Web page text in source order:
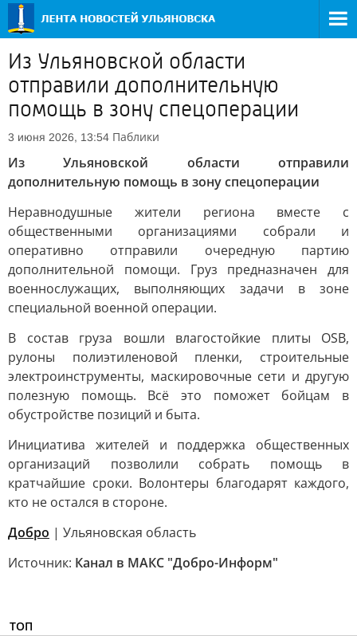
Из Ульяновской области
отправили дополнительную
помощь в зону спецоперации
3 июня 2026, 13:54 Паблики
Из Ульяновской области отправили
дополнительную помощь в зону спецоперации
Неравнодушные жители региона вместе с
общественными организациями собрали и
оперативно отправили очередную партию
дополнительной помощи. Груз предназначен для
военнослужащих, выполняющих задачи в зоне
специальной военной операции.
В состав груза вошли влагостойкие плиты OSB,
рулоны полиэтиленовой пленки, строительные
электроинструменты, маскировочные сети и другую
полезную помощь. Всё это поможет бойцам в
обустройстве позиций и быта.
Инициатива жителей и поддержка общественных
организаций позволили собрать помощь в
кратчайшие сроки. Волонтеры благодарят каждого,
кто не остался в стороне.
Добро | Ульяновская область
Источник: Канал в МАКС "Добро-Информ"
ТОП